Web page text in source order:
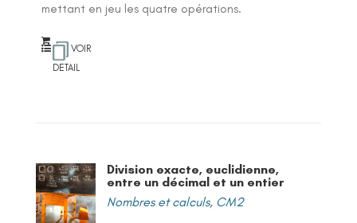
mettant en jeu les quatre opérations.
VOIR
DETAIL
Division exacte, euclidienne,
entre un décimal et un entier
Nombres et calculs, CM2